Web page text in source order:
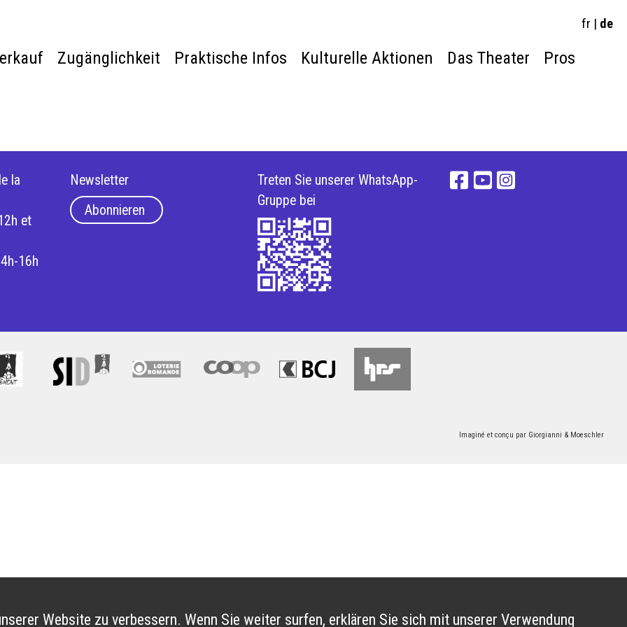
fr | de
Zugänglichkeit Praktische Infos Kulturelle Aktionen Das Theater Pros
la
et
16h
Newsletter
Abonnieren
Treten Sie unserer WhatsApp-
Gruppe bei
Imaginé et conçu par Giorgianni & Moeschler
Website zu verbessern. Wenn Sie weiter surfen, erklären Sie sich mit unserer Verwendung